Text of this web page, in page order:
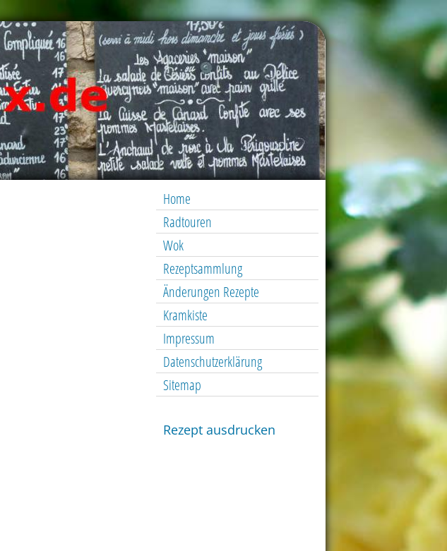
Home
Radtouren
Wok
Rezeptsammlung
Änderungen Rezepte
Kramkiste
Impressum
Datenschutzerklärung
Sitemap
Rezept ausdrucken